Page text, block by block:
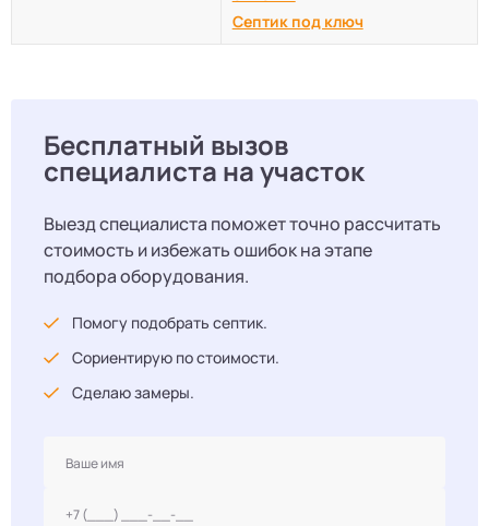
Септик под ключ
Бесплатный вызов
специалиста на участок
Выезд специалиста поможет точно рассчитать
стоимость и избежать ошибок на этапе
подбора оборудования.
Помогу подобрать септик.
Сориентирую по стоимости.
Сделаю замеры.